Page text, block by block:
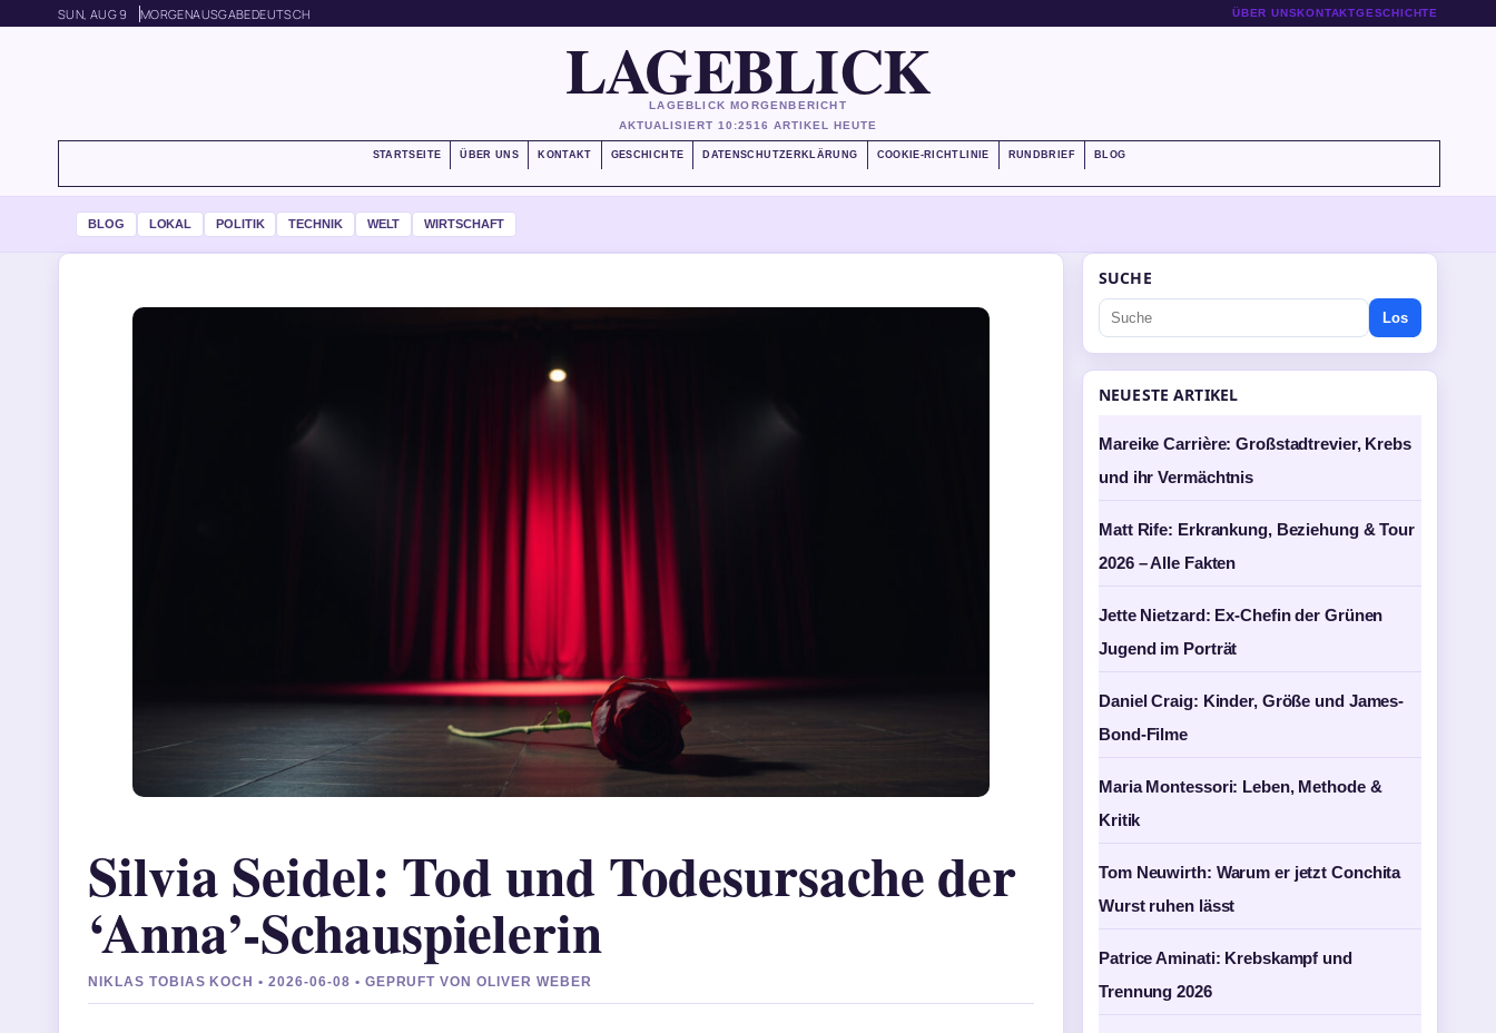
SUN, AUG 9 MORGENAUSGABEDEUTSCH ÜBER UNSKONTAKTGESCHICHTE
LAGEBLICK
LAGEBLICK MORGENBERICHT
AKTUALISIERT 10:2516 ARTIKEL HEUTE
STARTSEITE ÜBER UNS KONTAKT GESCHICHTE DATENSCHUTZERKLÄRUNG COOKIE-RICHTLINIE RUNDBRIEF BLOG
BLOG LOKAL POLITIK TECHNIK WELT WIRTSCHAFT
Silvia Seidel: Tod und Todesursache der
‘Anna’-Schauspielerin
NIKLAS TOBIAS KOCH • 2026-06-08 • GEPRUFT VON OLIVER WEBER
SUCHE
Los
NEUESTE ARTIKEL
Mareike Carrière: Großstadtrevier, Krebs
und ihr Vermächtnis
Matt Rife: Erkrankung, Beziehung & Tour
2026 – Alle Fakten
Jette Nietzard: Ex-Chefin der Grünen
Jugend im Porträt
Daniel Craig: Kinder, Größe und James-
Bond-Filme
Maria Montessori: Leben, Methode &
Kritik
Tom Neuwirth: Warum er jetzt Conchita
Wurst ruhen lässt
Patrice Aminati: Krebskampf und
Trennung 2026